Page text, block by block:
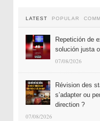
LATEST POPULAR
Repetición de
solución justa
07/08/2026
Révision des
s’adapter ou
direction ?
07/08/2026